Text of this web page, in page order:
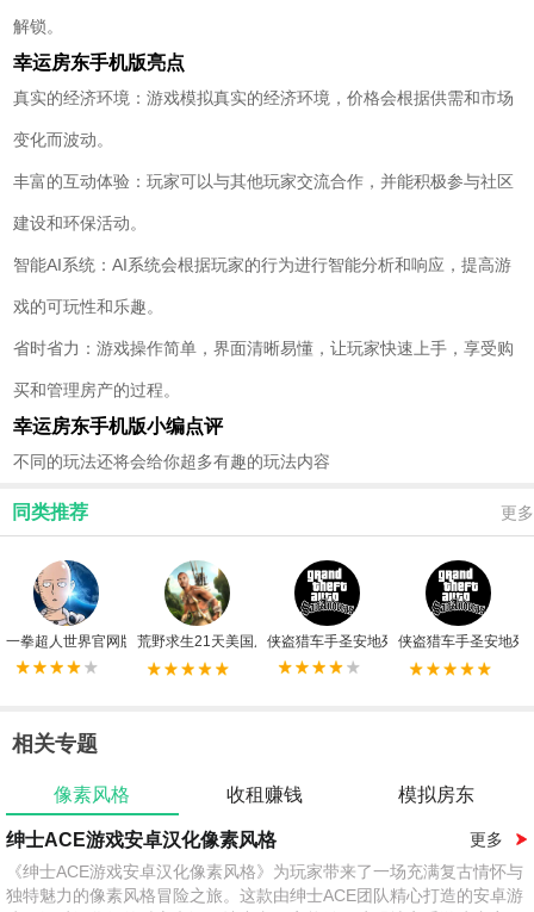
解锁。
幸运房东手机版亮点
真实的经济环境：游戏模拟真实的经济环境，价格会根据供需和市场
变化而波动。
丰富的互动体验：玩家可以与其他玩家交流合作，并能积极参与社区
建设和环保活动。
智能AI系统：AI系统会根据玩家的行为进行智能分析和响应，提高游
戏的可玩性和乐趣。
省时省力：游戏操作简单，界面清晰易懂，让玩家快速上手，享受购
买和管理房产的过程。
幸运房东手机版小编点评
不同的玩法还将会给你超多有趣的玩法内容
同类推荐 更多
一拳超人世界官网版 荒野求生21天美国原版无限资源版侠盗猎车手圣安地列斯手机版中文版
侠盗猎车手圣安地列
相关专题
像素风格 收租赚钱 模拟房东
绅士ACE游戏安卓汉化像素风格
更多
《绅士ACE游戏安卓汉化像素风格》为玩家带来了一场充满复古情怀与
独特魅力的像素风格冒险之旅。这款由绅士ACE团队精心打造的安卓游